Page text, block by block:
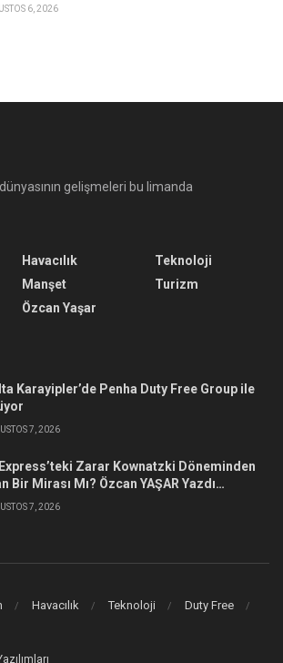
6, 2026
gelişmeleri bu limanda
Havacılık
Manşet
Özcan Yaşar
Teknoloji
Turizm
Karayipler’de Penha Duty Free Group ile
7, 2026
Zarar Kownatzki Döneminden
Bir Mirası Mı? Özcan YAŞAR Yazdı…
7, 2026
Havacılık Teknoloji
Duty Free